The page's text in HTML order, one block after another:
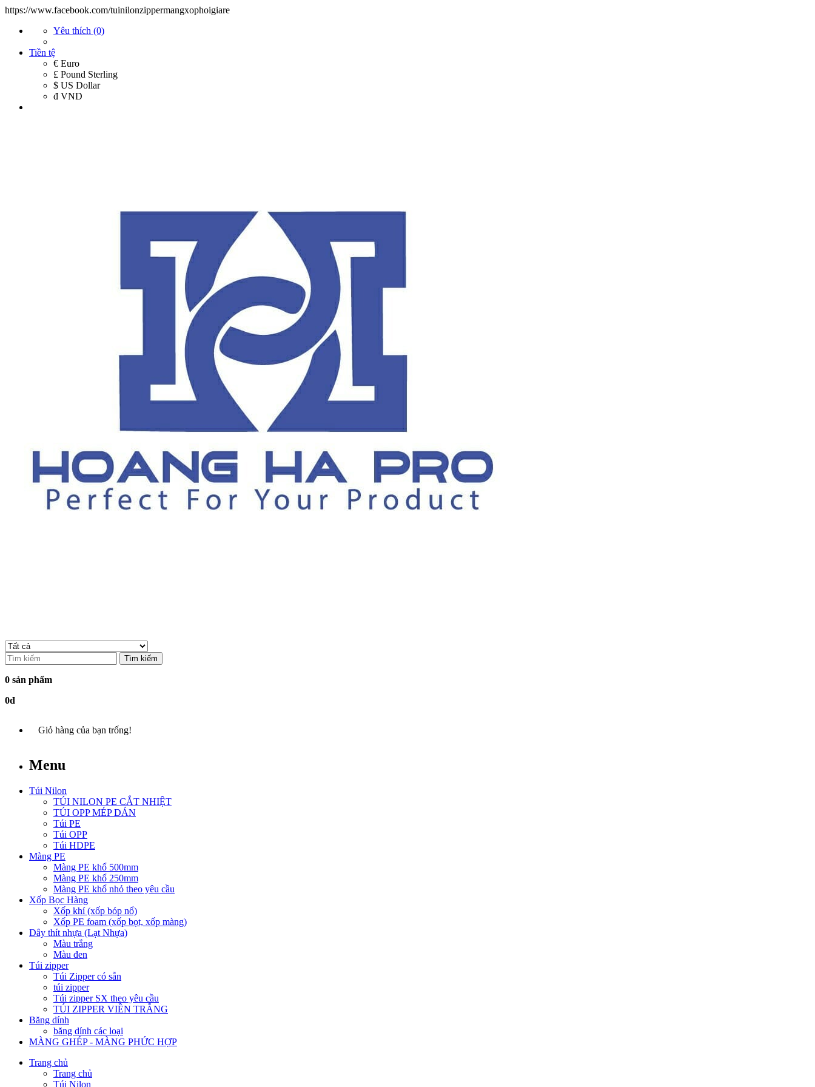
https://www.facebook.com/tuinilonzippermangxophoigiare
Yêu thích (0)
Tiền tệ
€ Euro
£ Pound Sterling
$ US Dollar
đ VND
Tìm kiếm
0 sản phẩm
0đ
Giỏ hàng của bạn trống!
Menu
Túi Nilon
TÚI NILON PE CẮT NHIỆT
TÚI OPP MÉP DÁN
Túi PE
Túi OPP
Túi HDPE
Màng PE
Màng PE khổ 500mm
Màng PE khổ 250mm
Màng PE khổ nhỏ theo yêu cầu
Xốp Bọc Hàng
Xốp khí (xốp bóp nổ)
Xốp PE foam (xốp bọt, xốp màng)
Dây thít nhựa (Lạt Nhựa)
Màu trắng
Màu đen
Túi zipper
Túi Zipper có sẵn
túi zipper
Túi zipper SX theo yêu cầu
TÚI ZIPPER VIỀN TRẮNG
Băng dính
băng dính các loại
MÀNG GHÉP - MÀNG PHỨC HỢP
Trang chủ
Trang chủ
Túi Nilon